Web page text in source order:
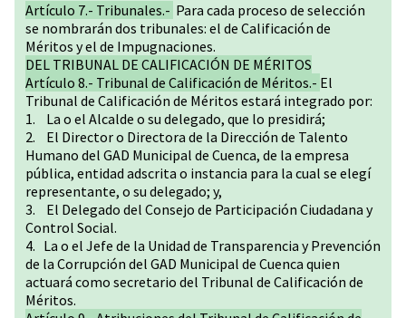
Artículo 7.- Tribunales.- Para cada proceso de selección
se nombrarán dos tribunales: el de Calificación de
Méritos y el de Impugnaciones.
DEL TRIBUNAL DE CALIFICACIÓN DE MÉRITOS
Artículo 8.- Tribunal de Calificación de Méritos.- El
Tribunal de Calificación de Méritos estará integrado por:
1. La o el Alcalde o su delegado, que lo presidirá;
2. El Director o Directora de la Dirección de Talento
Humano del GAD Municipal de Cuenca, de la empresa
pública, entidad adscrita o instancia para la cual se elegí
representante, o su delegado; y,
3. El Delegado del Consejo de Participación Ciudadana y
Control Social.
4. La o el Jefe de la Unidad de Transparencia y Prevención
de la Corrupción del GAD Municipal de Cuenca quien
actuará como secretario del Tribunal de Calificación de
Méritos.